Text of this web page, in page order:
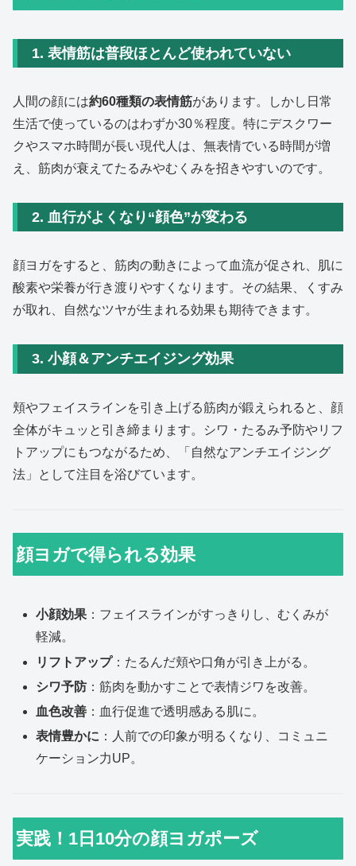
1. 表情筋は普段ほとんど使われていない
人間の顔には約60種類の表情筋があります。しかし日常
生活で使っているのはわずか30％程度。特にデスクワー
クやスマホ時間が長い現代人は、無表情でいる時間が増
え、筋肉が衰えてたるみやむくみを招きやすいのです。
2. 血行がよくなり“顔色”が変わる
顔ヨガをすると、筋肉の動きによって血流が促され、肌に
酸素や栄養が行き渡りやすくなります。その結果、くすみ
が取れ、自然なツヤが生まれる効果も期待できます。
3. 小顔＆アンチエイジング効果
頬やフェイスラインを引き上げる筋肉が鍛えられると、顔
全体がキュッと引き締まります。シワ・たるみ予防やリフ
トアップにもつながるため、「自然なアンチエイジング
法」として注目を浴びています。
顔ヨガで得られる効果
小顔効果 ：フェイスラインがすっきりし、むくみが
軽減。
リフトアップ：たるんだ頬や口角が引き上がる。
シワ予防 ：筋肉を動かすことで表情ジワを改善。
血色改善 ：血行促進で透明感ある肌に。
表情豊かに ：人前での印象が明るくなり、コミュニ
ケーション力UP。
実践！1日10分の顔ヨガポーズ